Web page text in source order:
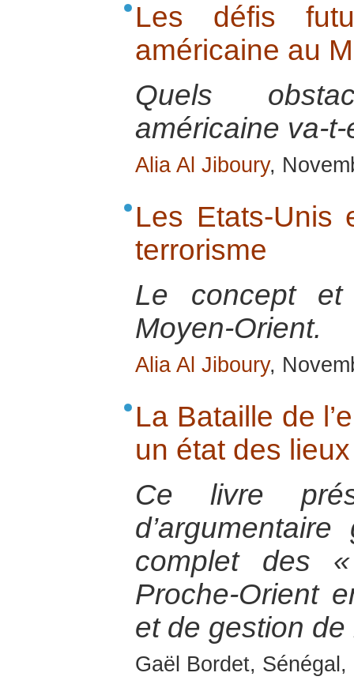
Les défis
américaine au
Quels
américaine va-
Alia Al Jiboury,
Les Etats-Unis
terrorisme
Le concept
Moyen-Orient.
Alia Al Jiboury,
La Bataille de
un état des
Ce livre
complet des
Proche-Orient
et de gestion de
Gaël Bordet,